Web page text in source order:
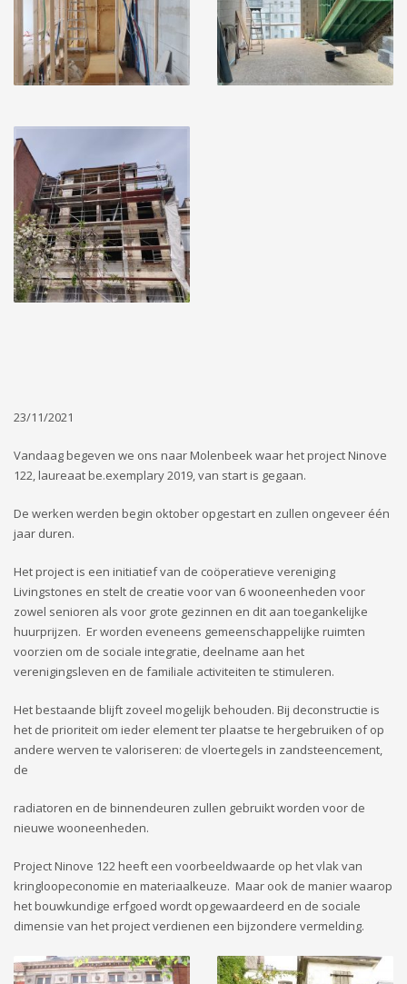
23/11/2021
Vandaag begeven we ons naar Molenbeek waar het project Ninove
122, laureaat be.exemplary 2019, van start is gegaan.
De werken werden begin oktober opgestart en zullen ongeveer één
jaar duren.
Het project is een initiatief van de coöperatieve vereniging
Livingstones en stelt de creatie voor van 6 wooneenheden voor
zowel senioren als voor grote gezinnen en dit aan toegankelijke
huurprijzen. Er worden eveneens gemeenschappelijke ruimten
voorzien om de sociale integratie, deelname aan het
verenigingsleven en de familiale activiteiten te stimuleren.
Het bestaande blijft zoveel mogelijk behouden. Bij deconstructie is
het de prioriteit om ieder element ter plaatse te hergebruiken of op
andere werven te valoriseren: de vloertegels in zandsteencement,
de
radiatoren en de binnendeuren zullen gebruikt worden voor de
nieuwe wooneenheden.
Project Ninove 122 heeft een voorbeeldwaarde op het vlak van
kringloopeconomie en materiaalkeuze. Maar ook de manier waarop
het bouwkundige erfgoed wordt opgewaardeerd en de sociale
dimensie van het project verdienen een bijzondere vermelding.